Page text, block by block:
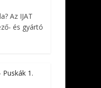
Az IJAT
és gyártó
Puskák 1.